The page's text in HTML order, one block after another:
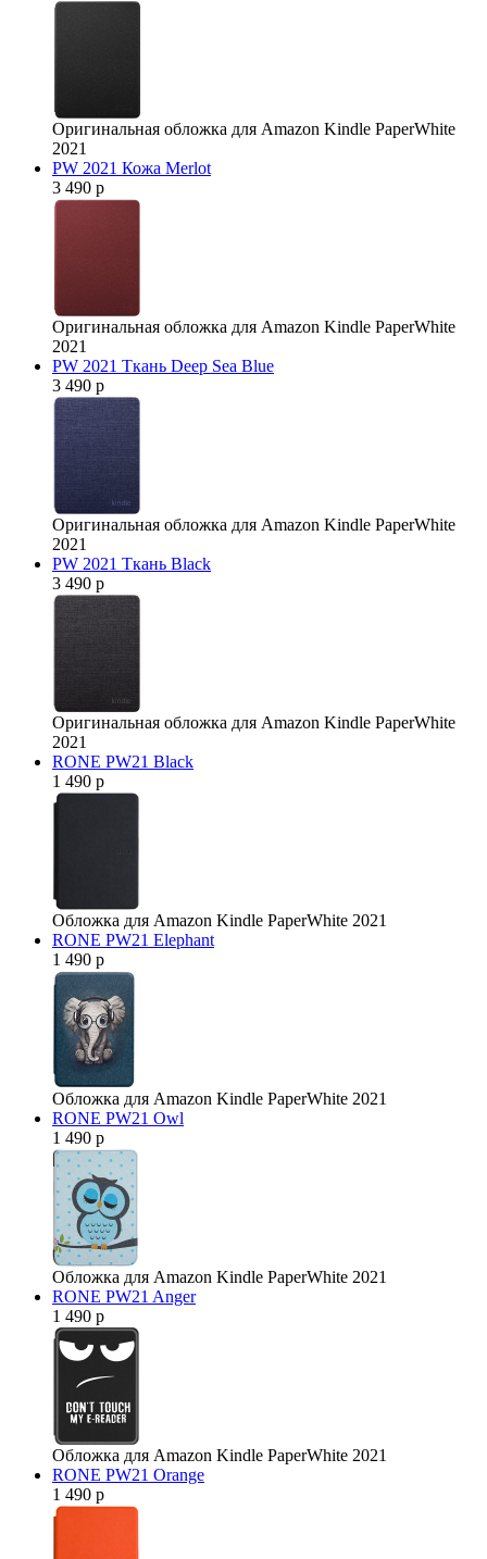
Оригинальная обложка для Amazon Kindle PaperWhite
2021
PW 2021 Кожа Merlot
3 490 р
Оригинальная обложка для Amazon Kindle PaperWhite
2021
PW 2021 Ткань Deep Sea Blue
3 490 р
Оригинальная обложка для Amazon Kindle PaperWhite
2021
PW 2021 Ткань Black
3 490 р
Оригинальная обложка для Amazon Kindle PaperWhite
2021
RONE PW21 Black
1 490 р
Обложка для Amazon Kindle PaperWhite 2021
RONE PW21 Elephant
1 490 р
Обложка для Amazon Kindle PaperWhite 2021
RONE PW21 Owl
1 490 р
Обложка для Amazon Kindle PaperWhite 2021
RONE PW21 Anger
1 490 р
Обложка для Amazon Kindle PaperWhite 2021
RONE PW21 Orange
1 490 р